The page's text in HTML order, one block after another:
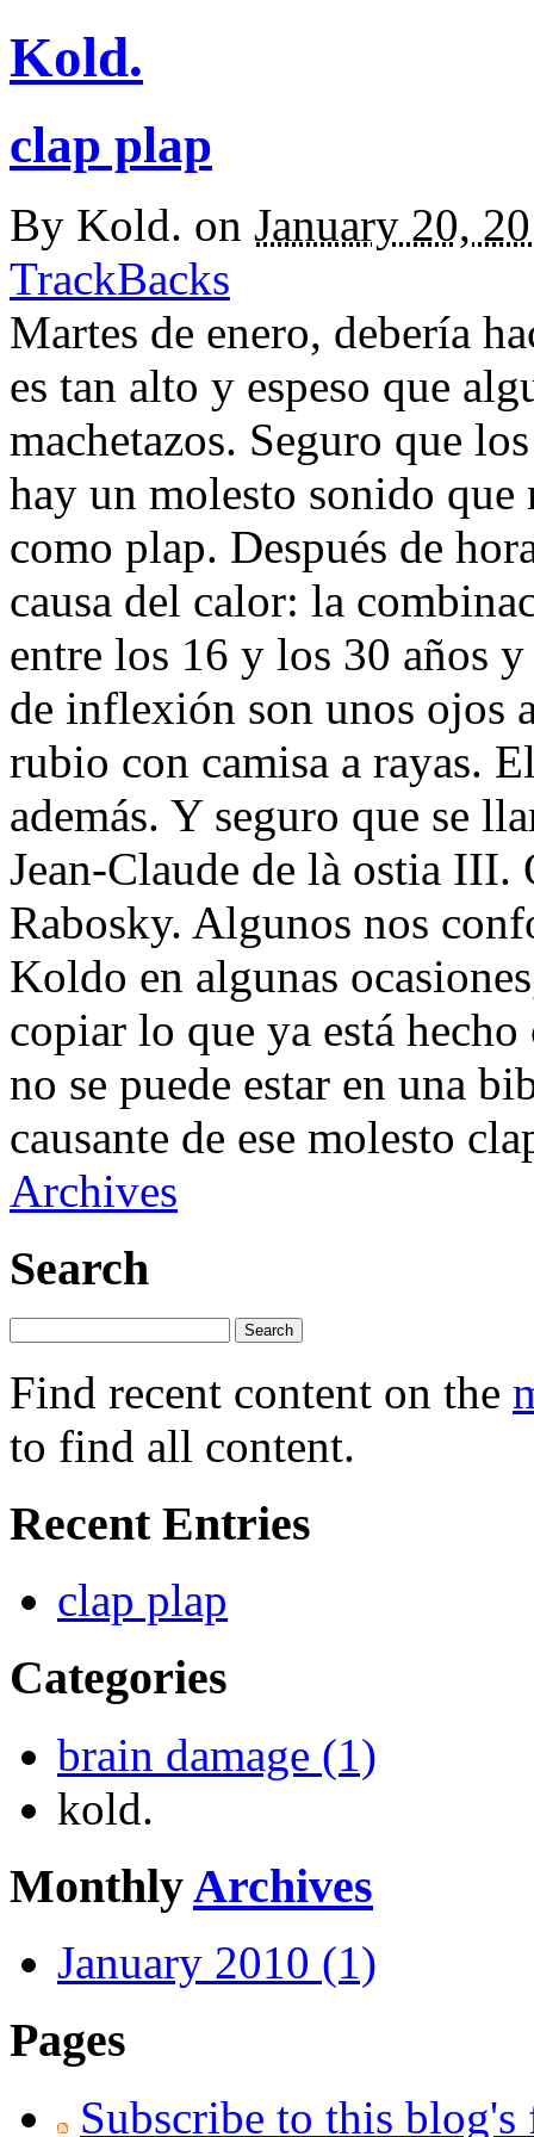
Kold.
clap plap
By Kold. on January 20,
TrackBacks
Martes de enero, debería
es tan alto y espeso que
machetazos. Seguro que
hay un molesto sonido
como plap. Después de
causa del calor: la
entre los 16 y los 30 años
de inflexión son unos ojos
rubio con camisa a rayas.
además. Y seguro que se
Jean-Claude de là ostia
Rabosky. Algunos nos
Koldo en algunas
copiar lo que ya está
no se puede estar en una
causante de ese molesto
Archives
Search
Find recent content on the
to find all content.
Recent Entries
clap plap
Categories
brain damage (1)
kold.
MonthlyArchives
January 2010 (1)
Pages
Subscribe to this blog's